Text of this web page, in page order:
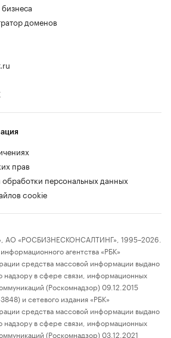
доменов
прав
персональных данных
cookie
«РОСБИЗНЕСКОНСАЛТИНГ», 1995–2026.
агентства «РБК»
средства массовой информации выдано
в сфере связи, информационных
(Роскомнадзор) 09.12.2015
и сетевого издания «РБК»
средства массовой информации выдано
в сфере связи, информационных
(Роскомнадзор) 03.12.2021